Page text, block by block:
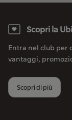
Scopri la
Entra nel club per
vantaggi,
Scopri di più